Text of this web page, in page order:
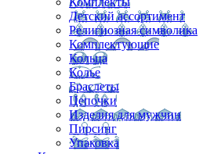
Детский ассортимент
Религиозная символика
Комплектующие
Кольца
Колье
Браслеты
Цепочки
Изделия для мужчин
Пирсинг
Упаковка